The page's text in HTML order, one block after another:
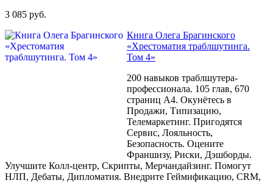
3 085 руб.
Книга Олега Брагинского
«Хрестоматия траблшутинга.
Том 4»
200 навыков траблшутера-
профессионала. 105 глав, 670
страниц A4. Окунётесь в
Продажи, Типизацию,
Телемаркетинг. Пригодятся
Сервис, Лояльность,
Безопасность. Оцените
Франшизу, Риски, Дэшборды.
Улучшите Колл-центр, Скрипты, Мерчандайзинг. Помогут
НЛП, Дебаты, Дипломатия. Внедрите Геймификацию, CRM,